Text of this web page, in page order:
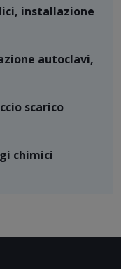
installazione
autoclavi,
scarico
chimici